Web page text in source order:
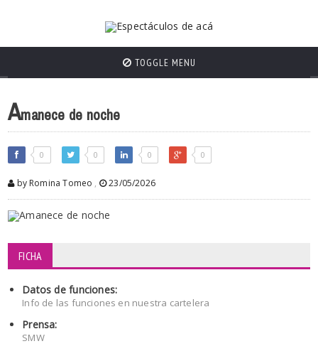
TOGGLE MENU
Amanece de noche
0 0 0 0
by Romina Tomeo , 23/05/2026
FICHA
Datos de funciones:
Info de las funciones en nuestra cartelera
Prensa:
SMW